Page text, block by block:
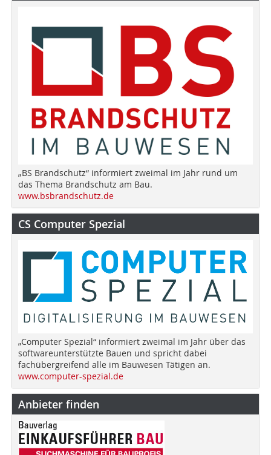
„BS Brandschutz“ informiert zweimal im Jahr rund um
das Thema Brandschutz am Bau.
www.bsbrandschutz.de
CS Computer Spezial
„Computer Spezial“ informiert zweimal im Jahr über das
softwareunterstützte Bauen und spricht dabei
fachübergreifend alle im Bauwesen Tätigen an.
www.computer-spezial.de
Anbieter finden